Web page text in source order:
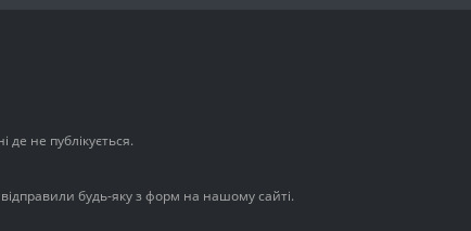
де не публікується.
відправили будь-яку з форм на нашому сайті.